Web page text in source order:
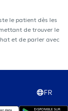
le patient dès les
de trouver le
et de parler avec
FR